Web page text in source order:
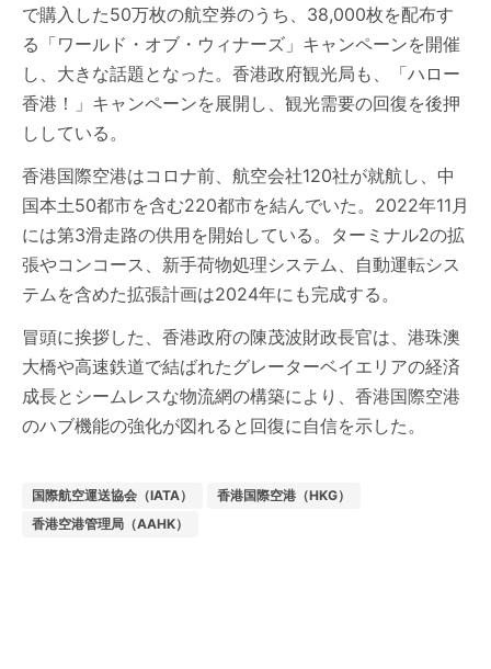
で購入した50万枚の航空券のうち、38,000枚を配布す
る「ワールド・オブ・ウィナーズ」キャンペーンを開催
し、大きな話題となった。香港政府観光局も、「ハロー
香港！」キャンペーンを展開し、観光需要の回復を後押
ししている。
香港国際空港はコロナ前、航空会社120社が就航し、中
国本土50都市を含む220都市を結んでいた。2022年11月
には第3滑走路の供用を開始している。ターミナル2の拡
張やコンコース、新手荷物処理システム、自動運転シス
テムを含めた拡張計画は2024年にも完成する。
冒頭に挨拶した、香港政府の陳茂波財政長官は、港珠澳
大橋や高速鉄道で結ばれたグレーターベイエリアの経済
成長とシームレスな物流網の構築により、香港国際空港
のハブ機能の強化が図れると回復に自信を示した。
国際航空運送協会（IATA）
香港国際空港（HKG）
香港空港管理局（AAHK）